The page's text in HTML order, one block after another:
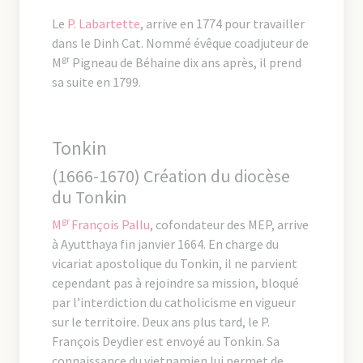
Le P. Labartette, arrive en 1774 pour travailler
dans le Dinh Cat. Nommé évêque coadjuteur de
M gr Pigneau de Béhaine dix ans après, il prend
sa suite en 1799.
Tonkin
(1666-1670) Création du diocèse
du Tonkin
M gr François Pallu, cofondateur des MEP, arrive
à Ayutthaya fin janvier 1664. En charge du
vicariat apostolique du Tonkin, il ne parvient
cependant pas à rejoindre sa mission, bloqué
par l’interdiction du catholicisme en vigueur
sur le territoire. Deux ans plus tard, le P.
François Deydier est envoyé au Tonkin. Sa